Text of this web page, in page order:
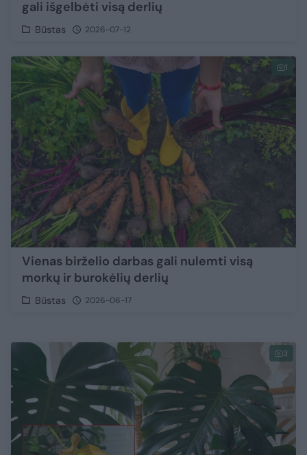
gali išgelbėti visą derlių
Būstas 2026-07-12
1
Vienas birželio darbas gali nulemti visą
morkų ir burokėlių derlių
Būstas 2026-06-17
3